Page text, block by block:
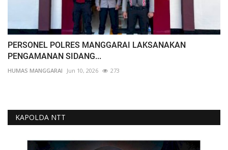
PERSONEL POLRES MANGGARAI LAKSANAKAN
PENGAMANAN SIDANG...
HUMAS MANGGARAI Jun 10, 2026 273
KAPOLDA NTT